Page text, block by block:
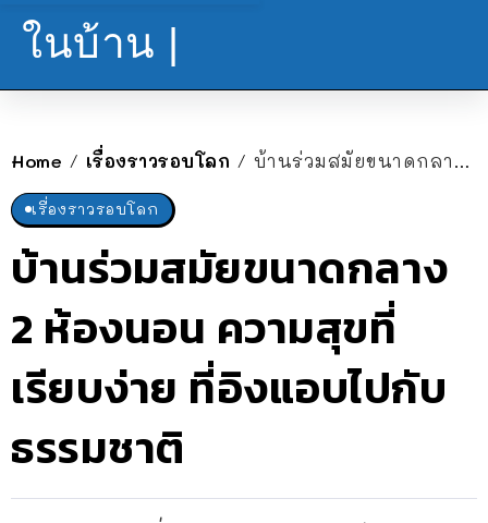
ในบ้าน |
Home / เรื่องราวรอบโลก / บ้านร่วมสมัยขนาดกลาง 2 ห้องนอน ความสุขที่เรียบง่าย ที่อิงแอบไปกับธรรมชาติ
เรื่องราวรอบโลก
บ้านร่วมสมัยขนาดกลาง
2 ห้องนอน ความสุขที่
เรียบง่าย ที่อิงแอบไปกับ
ธรรมชาติ